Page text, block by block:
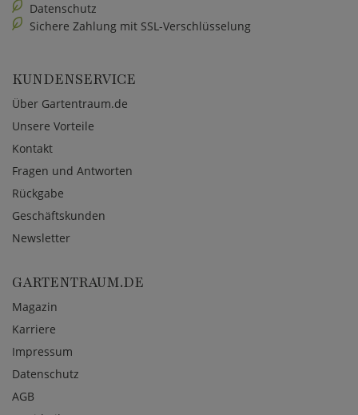
Datenschutz
Sichere Zahlung mit SSL-Verschlüsselung
KUNDENSERVICE
Über Gartentraum.de
Unsere Vorteile
Kontakt
Fragen und Antworten
Rückgabe
Geschäftskunden
Newsletter
GARTENTRAUM.DE
Magazin
Karriere
Impressum
Datenschutz
AGB